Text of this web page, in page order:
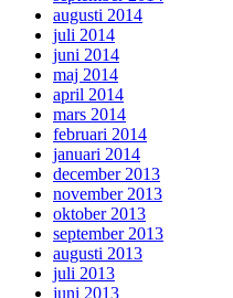
augusti 2014
juli 2014
juni 2014
maj 2014
april 2014
mars 2014
februari 2014
januari 2014
december 2013
november 2013
oktober 2013
september 2013
augusti 2013
juli 2013
juni 2013